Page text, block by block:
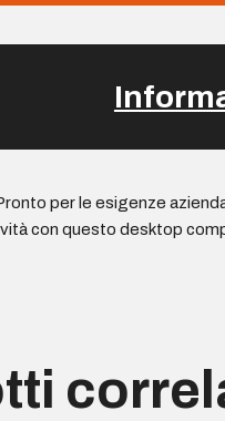
per le esigenze
con questo desktop